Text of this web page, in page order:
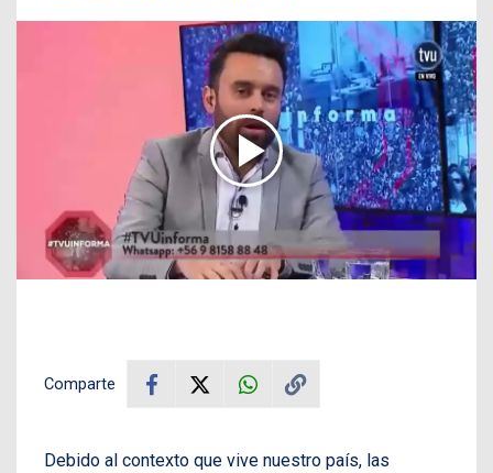
Comparte
Debido al contexto que vive nuestro país, las